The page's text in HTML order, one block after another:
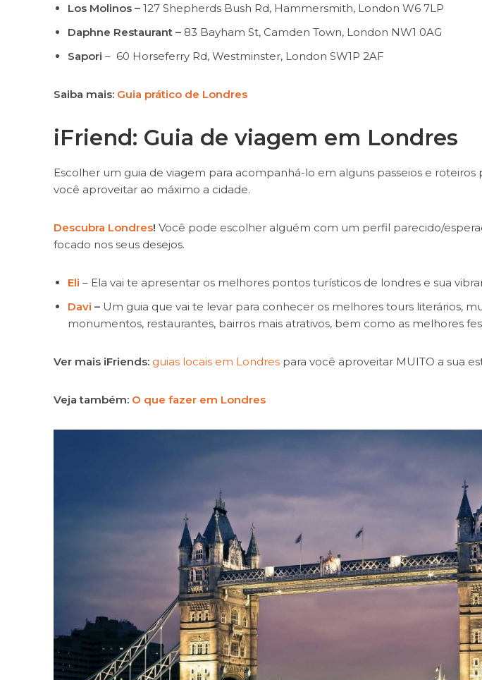
Los Molinos – 127 Shepherds Bush Rd, Hammersmith, London W6 7LP
Daphne Restaurant –83 Bayham St, Camden Town, London NW1 0AG
Sapori – 60 Horseferry Rd, Westminster, London SW1P 2AF
Saiba mais:Guia prático de Londres
iFriend: Guia de viagem em Londres
Escolher um guia de viagem para acompanhá-lo em alguns passeios e
você aproveitar ao máximo a cidade.
Descubra Londres! Você pode escolher alguém com um perfil parecido/
focado nos seus desejos.
Eli – Ela vai te apresentar os melhores pontos turísticos de londres e sua
Davi – Um guia que vai te levar para conhecer os melhores tours literários,
monumentos, restaurantes, bairros mais atrativos, bem como as melhores
Ver mais iFriends: guias locais em Londrespara você aproveitar MUITO a sua
Veja também: O que fazer em Londres